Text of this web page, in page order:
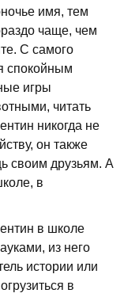
имя, тем
чаще, чем
С самого
спокойным
игры
читать
никогда не
он также
своим друзьям. А
в
в школе
из него
истории или
в